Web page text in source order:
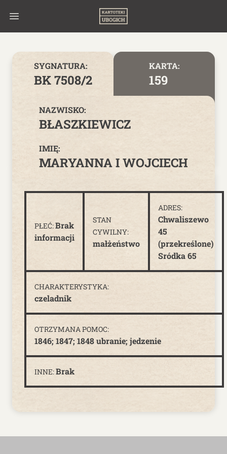
SYGNATURA:
BK 7508/2
KARTA:
159
NAZWISKO:
BŁASZKIEWICZ
IMIĘ:
MARYANNA I WOJCIECH
PŁEĆ:Brak
informacji
STAN
CYWILNY:
małżeństwo
ADRES:
Chwaliszewo
45
(przekreślone)
Sródka 65
CHARAKTERYSTYKA:
czeladnik
OTRZYMANA POMOC:
1846; 1847; 1848 ubranie; jedzenie
INNE:Brak